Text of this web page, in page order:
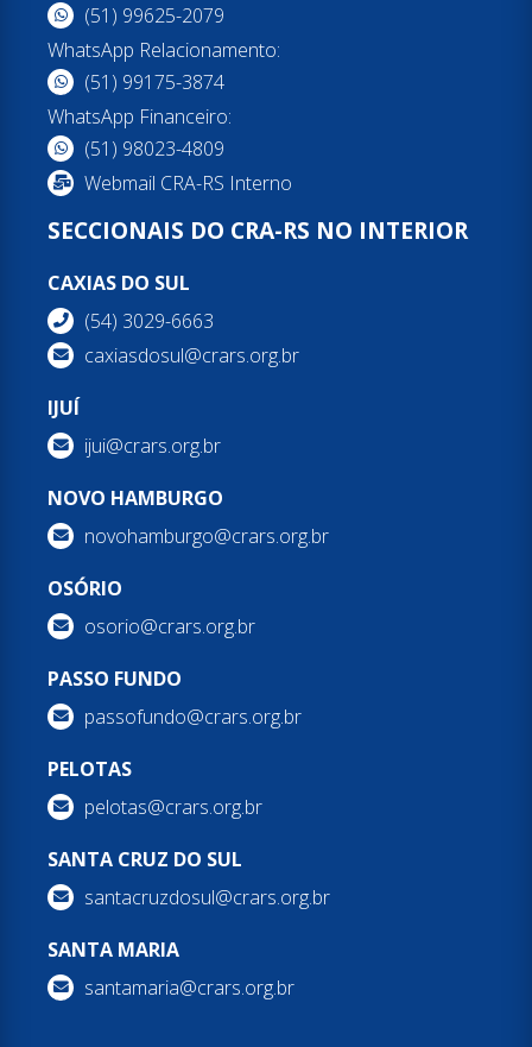
(51) 99625-2079
WhatsApp Relacionamento:
(51) 99175-3874
WhatsApp Financeiro:
(51) 98023-4809
Webmail CRA-RS Interno
SECCIONAIS DO CRA-RS NO INTERIOR
CAXIAS DO SUL
(54) 3029-6663
caxiasdosul@crars.org.br
IJUÍ
ijui@crars.org.br
NOVO HAMBURGO
novohamburgo@crars.org.br
OSÓRIO
osorio@crars.org.br
PASSO FUNDO
passofundo@crars.org.br
PELOTAS
pelotas@crars.org.br
SANTA CRUZ DO SUL
santacruzdosul@crars.org.br
SANTA MARIA
santamaria@crars.org.br